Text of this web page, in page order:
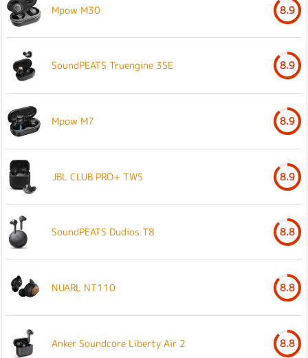
Mpow M30 8.9
SoundPEATS Truengine 3SE 8.9
Mpow M7 8.9
JBL CLUB PRO+ TWS 8.9
SoundPEATS Dudios T8 8.8
NUARL NT110 8.8
Anker Soundcore Liberty Air 2 8.8